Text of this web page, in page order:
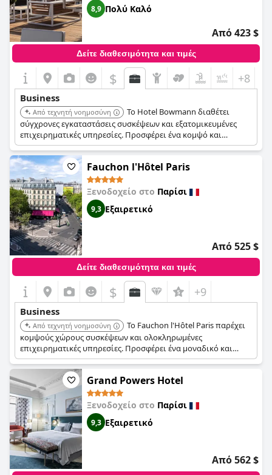
8,9 Πολύ Καλό
Από 423 $
Δείτε διαθεσιμότητα και τιμές
$ +8
Business
Από τεχνητή νοημοσύνη
Το Hotel Bowmann διαθέτει
σύγχρονες εγκαταστάσεις συσκέψεων και εξατομικευμένες
επιχειρηματικές υπηρεσίες. Προσφέρει ένα κομψό και
επαγγελματικό περιβάλλον για εταιρικές εκδηλώσεις. Η
κεντρική του τοποθεσία και η προσοχή στη λεπτομέρεια
ενισχύουν την ελκυστικότητά του για τους επαγγελματίες
ταξιδιώτες.
Fauchon l'Hôtel Paris
Ξενοδοχείο στο Παρίσι
9,3 Εξαιρετικό
Από 525 $
Δείτε διαθεσιμότητα και τιμές
$ +9
Business
Από τεχνητή νοημοσύνη
Το Fauchon l'Hôtel Paris παρέχει
κομψούς χώρους συσκέψεων και ολοκληρωμένες
επιχειρηματικές υπηρεσίες. Προσφέρει ένα μοναδικό και
πολυτελές περιβάλλον για εταιρικές εκδηλώσεις. Η κεντρική
τοποθεσία του ξενοδοχείου και η φήμη του για την αριστεία
το καθιστούν μια προτιμώμενη επιλογή για την
επιχειρηματική πελατεία.
Grand Powers Hotel
Ξενοδοχείο στο Παρίσι
9,3 Εξαιρετικό
Από 562 $